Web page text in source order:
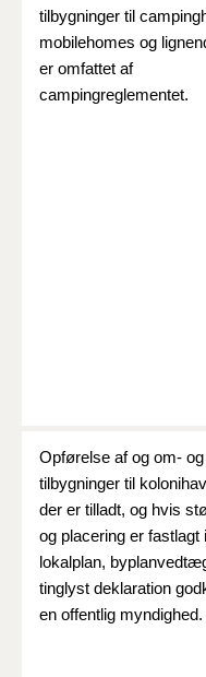
tilbygninger til
mobilehomes og
er omfattet af
campingreglementet.
Opførelse af og om- og
tilbygninger til
der er tilladt, og hvis
og placering er fastlagt
lokalplan,
tinglyst deklaration
en offentlig myndighed.